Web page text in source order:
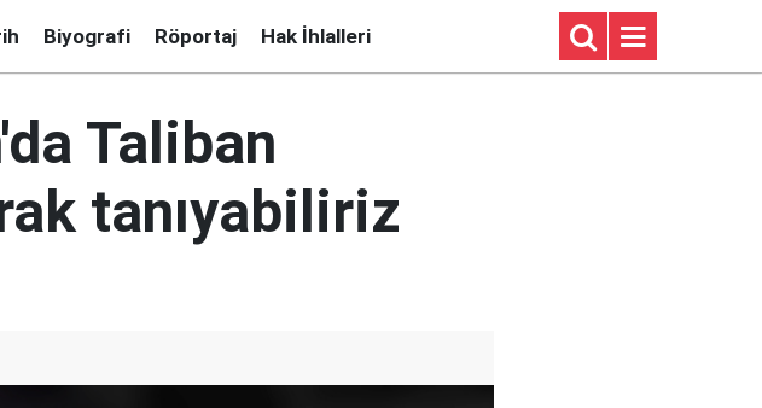
Biyografi Röportaj Hak İhlalleri
Taliban
tanıyabiliriz